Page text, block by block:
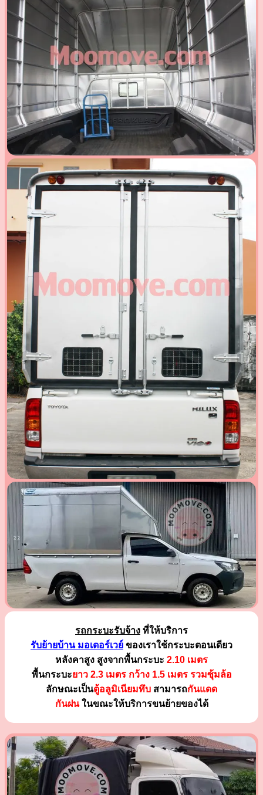
รถกระบะรับจ้าง ที่ให้บริการ
รับย้ายบ้าน มอเตอร์เวย์ ของเราใช้กระบะตอนเดียว
หลังคาสูง สูงจากพื้นกระบะ 2.10 เมตร
พื้นกระบะยาว 2.3 เมตร กว้าง 1.5 เมตร รวมซุ้มล้อ
ลักษณะเป็นตู้อลูมิเนียมทึบ สามารถกันแดด
กันฝนในขณะให้บริการขนย้ายของได้